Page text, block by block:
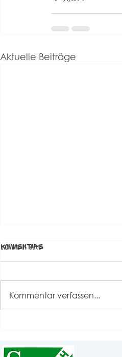
Aktuelle Beiträge
Kommentare
Kommentar verfassen...